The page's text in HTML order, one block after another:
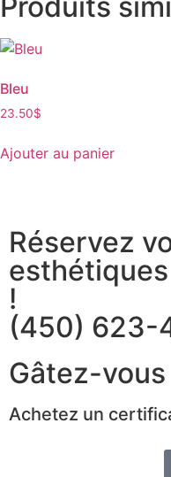
Bleu
23.50$
Ajouter au panier
Réservez
!
(450) 623-
Gâtez-vous
Achetez un